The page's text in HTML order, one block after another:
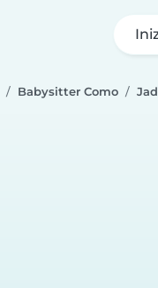
Babysitter Como